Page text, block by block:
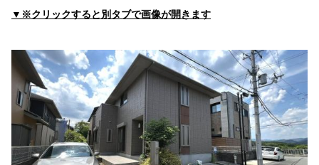
整形外科ひぐちクリニック
住所:兵庫県猪名川町伏見台１丁目1ｰ56
西岡内科在宅クリニック
住所:兵庫県猪名川町伏見台１丁目５ マップで見る
やながわ整形外科リハビリクリニック
住所:兵庫県猪名川町白金３丁目２−３ マップで見る
こたけ整形外科クリニック
住所:兵庫県猪名川町広根中突田１７−１ マップで見る
▼※クリックすると別タブで画像が開きます